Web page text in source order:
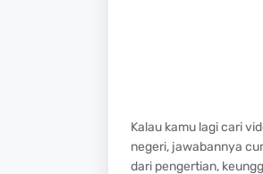
Kalau kamu lagi cari
negeri, jawabannya
dari pengertian,